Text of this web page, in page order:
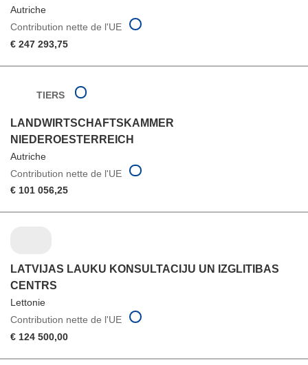
Autriche
Contribution nette de l'UE
€ 247 293,75
TIERS
LANDWIRTSCHAFTSKAMMER
NIEDEROESTERREICH
Autriche
Contribution nette de l'UE
€ 101 056,25
LATVIJAS LAUKU KONSULTACIJU UN IZGLITIBAS
CENTRS
Lettonie
Contribution nette de l'UE
€ 124 500,00